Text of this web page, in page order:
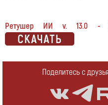
Ретушер ИИ v. 13.0 -
Поделитесь с